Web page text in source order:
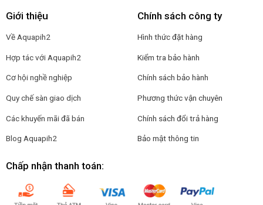
Giới thiệu
Về Aquapih2
Hợp tác với Aquapih2
Cơ hội nghề nghiệp
Quy chế sàn giao dịch
Các khuyến mãi đã bán
Blog Aquapih2
Chính sách công ty
Hình thức đặt hàng
Kiểm tra bảo hành
Chính sách bảo hành
Phương thức vận chuyên
Chính sách đổi trả hàng
Bảo mật thông tin
Chấp nhận thanh toán: